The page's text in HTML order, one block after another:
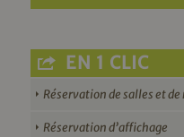
EN 1 CLIC
Réservation de salles et
Réservation d’affichage